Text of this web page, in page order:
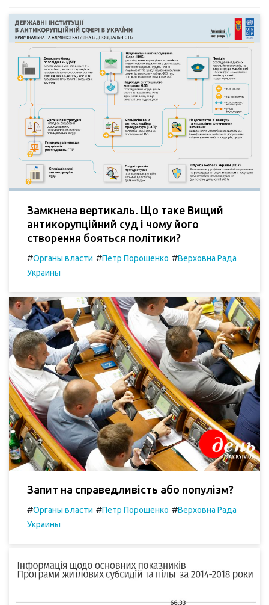
Замкнена вертикаль. Що таке Вищий
антикорупційний суд і чому його
створення бояться політики?
#Органы власти #Петр Порошенко #Верховна Рада
Украины
Запит на справедливість або популізм?
#Органы власти #Петр Порошенко #Верховна Рада
Украины